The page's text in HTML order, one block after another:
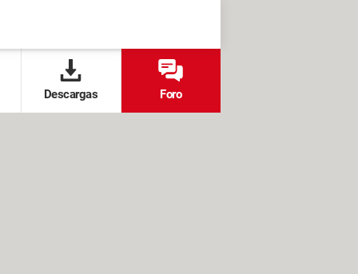
Descargas Foro